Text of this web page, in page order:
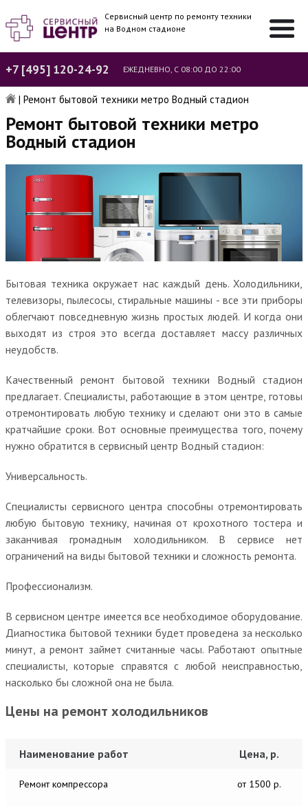
Сервисный центр по ремонту техники
на Водном стадионе
+7 [495] 120-24-92 ЕЖЕДНЕВНО, С 08:00 ДО 22:00
| Ремонт бытовой техники метро Водный стадион
Ремонт бытовой техники метро
Водный стадион
Бытовая техника окружает нас каждый день. Холодильники,
телевизоры, пылесосы, стиральные машины - все эти приборы
облегчают повседневную жизнь простых людей. И когда они
выходят из строя это всегда доставляет массу различных
неудобств.
Качественный ремонт бытовой техники Водный стадион
предлагает. Специалисты, работающие в этом центре, готовы
отремонтировать любую технику и сделают они это в самые
кратчайшие сроки. Вот основные преимущества того, почему
нужно обратится в сервисный центр Водный стадион:
Универсальность.
Специалисты сервисного центра способны отремонтировать
любую бытовую технику, начиная от крохотного тостера и
заканчивая громадным холодильником. В сервисе нет
ограничений на виды бытовой техники и сложность ремонта.
Профессионализм.
В сервисном центре имеется все необходимое оборудование.
Диагностика бытовой техники будет проведена за несколько
минут, а ремонт займет считанные часы. Работают опытные
специалисты, которые справятся с любой неисправностью,
насколько бы сложной она не была.
Цены на ремонт холодильников
Наименование работ Цена, р.
Ремонт компрессора от 1500 р.